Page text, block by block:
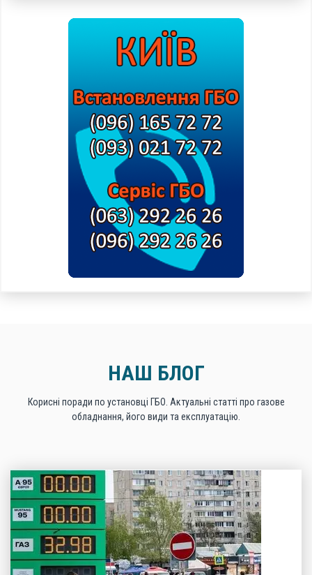
НАШ БЛОГ
Корисні поради по установці ГБО. Актуальні статті про газове
обладнання, його види та експлуатацію.